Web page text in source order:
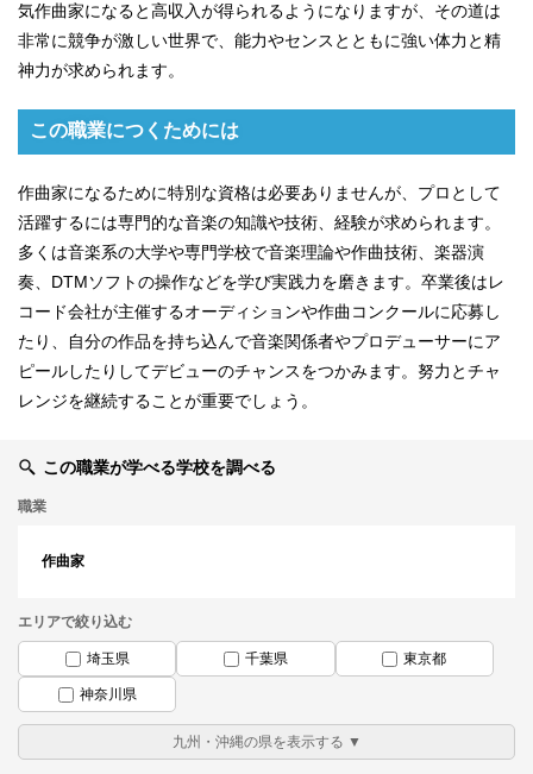
気作曲家になると高収入が得られるようになりますが、その道は
非常に競争が激しい世界で、能力やセンスとともに強い体力と精
神力が求められます。
この職業につくためには
作曲家になるために特別な資格は必要ありませんが、プロとして
活躍するには専門的な音楽の知識や技術、経験が求められます。
多くは音楽系の大学や専門学校で音楽理論や作曲技術、楽器演
奏、DTMソフトの操作などを学び実践力を磨きます。卒業後はレ
コード会社が主催するオーディションや作曲コンクールに応募し
たり、自分の作品を持ち込んで音楽関係者やプロデューサーにア
ピールしたりしてデビューのチャンスをつかみます。努力とチャ
レンジを継続することが重要でしょう。
この職業が学べる学校を調べる
職業
作曲家
エリアで絞り込む
埼玉県 千葉県 東京都
神奈川県